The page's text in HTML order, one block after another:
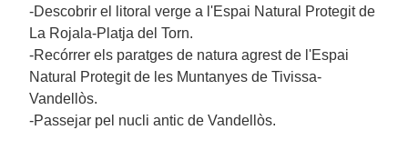
-Descobrir el litoral verge a l'Espai Natural Protegit de
La Rojala-Platja del Torn.
-Recórrer els paratges de natura agrest de l'Espai
Natural Protegit de les Muntanyes de Tivissa-
Vandellòs.
-Passejar pel nucli antic de Vandellòs.